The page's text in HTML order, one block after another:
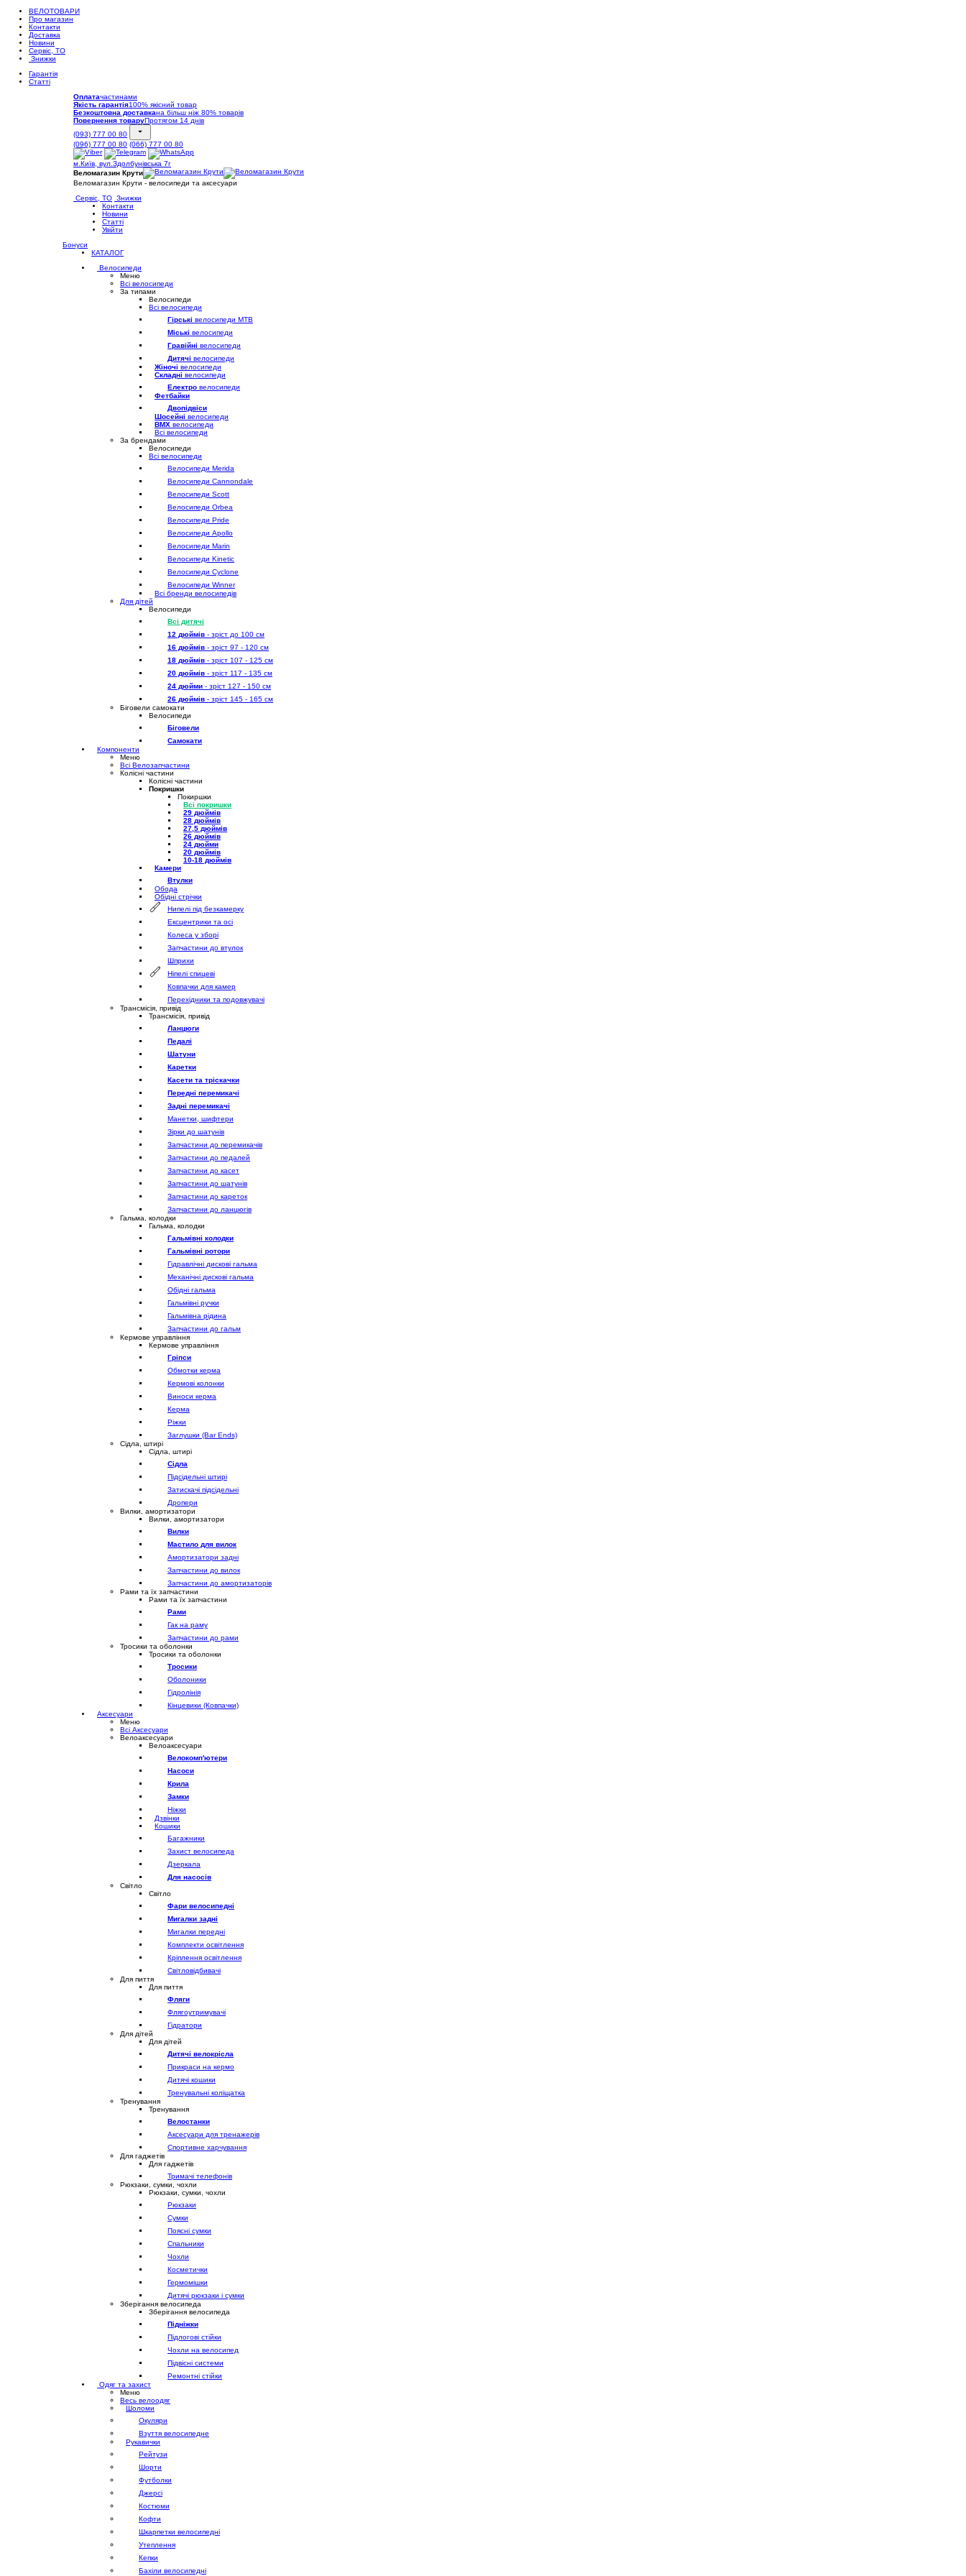
ВЕЛОТОВАРИ
Про магазин
Контакти
Доставка
Новини
Сервіс, ТО
Знижки
Гарантія
Статті
Оплатачастинами
Якість гарантія100% якісний товар
Безкоштовна доставкана більш ніж 80% товарів
Повернення товаруПротягом 14 днів
(093) 777 00 80
(096) 777 00 80 (066) 777 00 80
м.Київ, вул.Здолбунівська 7г
Веломагазин Крути
Веломагазин Крути - велосипеди та аксесуари
Сервіс, ТО Знижки
Контакти
Новини
Статті
Увійти
Бонуси
КАТАЛОГ
Велосипеди
Меню
Всі велосипеди
За типами
Велосипеди
Всі велосипеди
Гірські велосипеди MTB
Міські велосипеди
Гравійні велосипеди
Дитячі велосипеди
Жіночі велосипеди
Складні велосипеди
Електро велосипеди
Фетбайки
Двопідвіси
Шосейні велосипеди
BMX велосипеди
Всі велосипеди
За брендами
Велосипеди
Всі велосипеди
Велосипеди Merida
Велосипеди Cannondale
Велосипеди Scott
Велосипеди Orbea
Велосипеди Pride
Велосипеди Apollo
Велосипеди Marin
Велосипеди Kinetic
Велосипеди Cyclone
Велосипеди Winner
Всі бренди велосипедів
Для дітей
Велосипеди
Всі дитячі
12 дюймів - зріст до 100 см
16 дюймів - зріст 97 - 120 см
18 дюймів - зріст 107 - 125 см
20 дюймів - зріст 117 - 135 см
24 дюйми - зріст 127 - 150 см
26 дюймів - зріст 145 - 165 см
Біговели самокати
Велосипеди
Біговели
Самокати
Компоненти
Меню
Всі Велозапчастини
Колісні частини
Колісні частини
Покришки
Покиршки
Всі покришки
29 дюймів
28 дюймів
27,5 дюймів
26 дюймів
24 дюйми
20 дюймів
10-18 дюймів
Камери
Втулки
Обода
Обідні стрічки
Нипелі під безкамерку
Ексцентрики та осі
Колеса у зборі
Запчастини до втулок
Шприхи
Ніпелі спицеві
Ковпачки для камер
Перехідники та подовжувачі
Трансмісія, привід
Трансмісія, привід
Ланцюги
Педалі
Шатуни
Каретки
Касети та тріскачки
Передні перемикачі
Задні перемикачі
Манетки, шифтери
Зірки до шатунів
Запчастини до перемикачів
Запчастини до педалей
Запчастини до касет
Запчастини до шатунів
Запчастини до кареток
Запчастини до ланцюгів
Гальма, колодки
Гальма, колодки
Гальмівні колодки
Гальмівні ротори
Гідравлічні дискові гальма
Механічні дискові гальма
Обідні гальма
Гальмівні ручки
Гальмівна рідина
Запчастини до гальм
Кермове управління
Кермове управління
Гріпси
Обмотки керма
Кермові колонки
Виноси керма
Керма
Ріжки
Заглушки (Bar Ends)
Сідла, штирі
Сідла, штирі
Сідла
Підсідельні штирі
Затискачі підсідельні
Дропери
Вилки, амортизатори
Вилки, амортизатори
Вилки
Мастило для вилок
Амортизатори задні
Запчастини до вилок
Запчастини до амортизаторів
Рами та їх запчастини
Рами та їх запчастини
Рами
Гак на раму
Запчастини до рами
Тросики та оболонки
Тросики та оболонки
Тросики
Оболоники
Гідролінія
Кінцевики (Ковпачки)
Аксесуари
Меню
Всі Аксесуари
Велоаксесуари
Велоаксесуари
Велокомп'ютери
Насоси
Крила
Замки
Ніжки
Дзвінки
Кошики
Багажники
Захист велосипеда
Дзеркала
Для насосів
Світло
Світло
Фари велосипедні
Мигалки задні
Мигалки передні
Комплекти освітлення
Кріплення освітлення
Світловідбивачі
Для пиття
Для пиття
Фляги
Флягоутримувачі
Гідратори
Для дітей
Для дітей
Дитячі велокрісла
Прикраси на кермо
Дитячі кошики
Тренувальні коліщатка
Тренування
Тренування
Велостанки
Аксесуари для тренажерів
Спортивне харчування
Для гаджетів
Для гаджетів
Тримачі телефонів
Рюкзаки, сумки, чохли
Рюкзаки, сумки, чохли
Рюкзаки
Сумки
Поясні сумки
Спальники
Чохли
Косметички
Гермомішки
Дитячі рюкзаки і сумки
Зберігання велосипеда
Зберігання велосипеда
Підніжки
Підлогові стійки
Чохли на велосипед
Підвісні системи
Ремонтні стійки
Одяг та захист
Меню
Весь велоодяг
Шоломи
Окуляри
Взуття велосипедне
Рукавички
Рейтузи
Шорти
Футболки
Джерсі
Костюми
Кофти
Шкарпетки велосипедні
Утеплення
Кепки
Бахіли велосипедні